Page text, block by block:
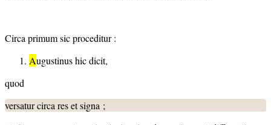
Circa primum sic proceditur :
Augustinus hic dicit,
quod
versatur circa res et signa ;